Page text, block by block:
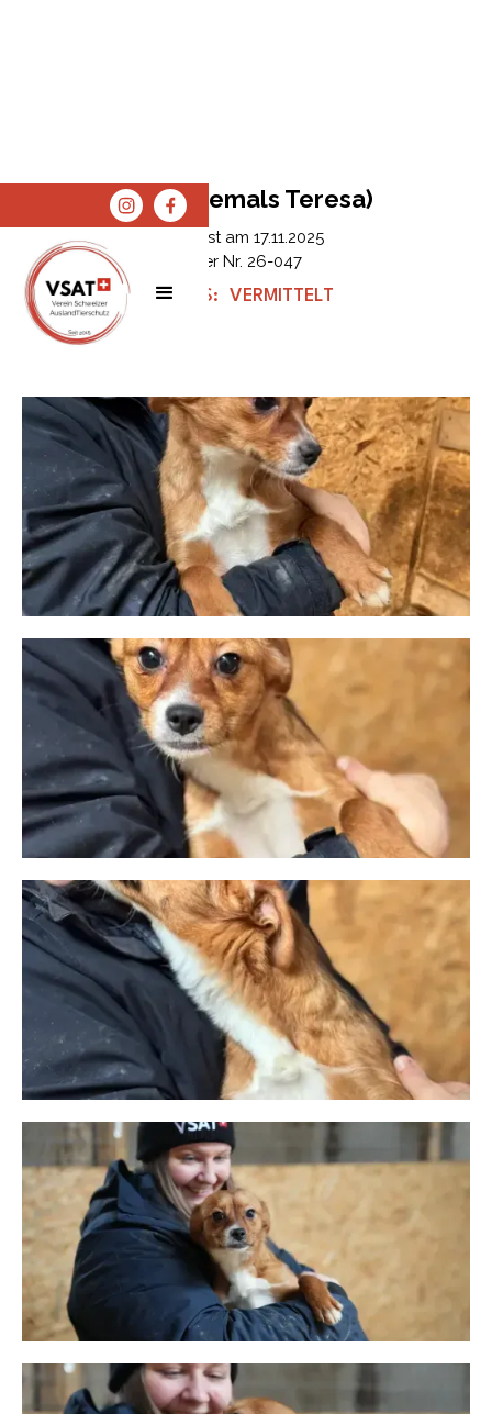
SPENDEN
SHOP
Lilly (ehemals Teresa)
Erfasst am 17.11.2025
Tier Nr. 26-047
STATUS: VERMITTELT